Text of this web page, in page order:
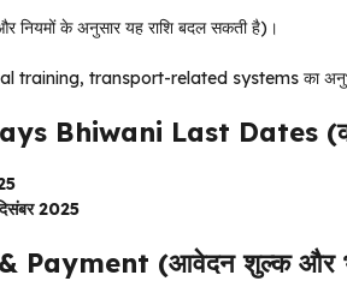
नियमों के अनुसार यह राशि बदल सकती है)।
training, transport-related systems का
Bhiwani Last Dates
2025
(आवेदन शुल्क और